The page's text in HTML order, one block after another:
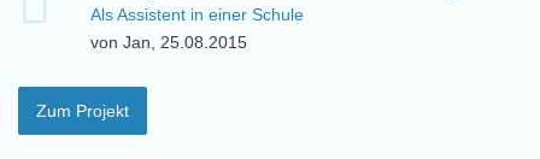
Als Assistent in einer Schule
von Jan, 25.08.2015
Zum Projekt